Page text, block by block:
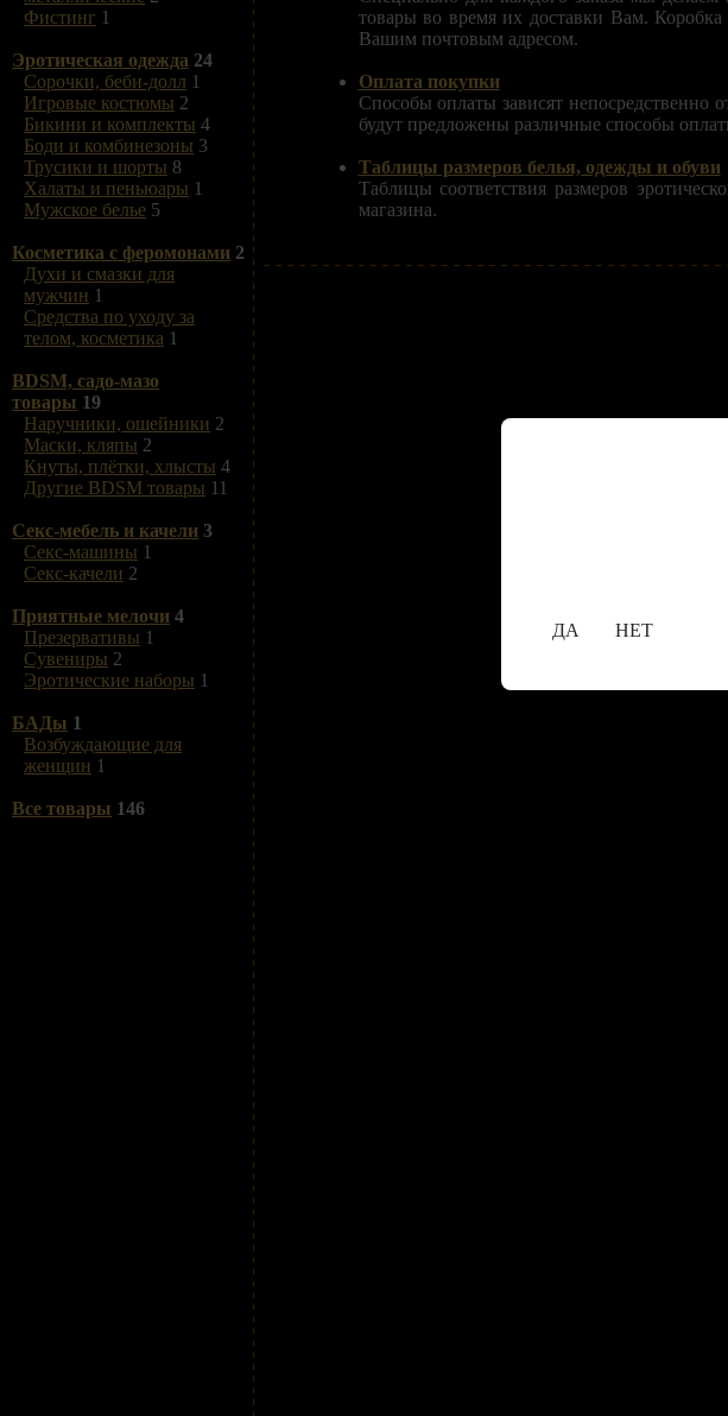
Фистинг 1
Эротическая одежда 24
Сорочки, беби-долл 1
Игровые костюмы 2
Бикини и комплекты 4
Боди и комбинезоны 3
Трусики и шорты 8
Халаты и пеньюары 1
Мужское белье 5
Косметика с феромонами 2
Духи и смазки для
мужчин 1
Средства по уходу за
телом, косметика 1
BDSM, садо-мазо
товары 19
Наручники, ошейники 2
Маски, кляпы 2
Кнуты, плётки, хлысты 4
Другие BDSM товары 11
Секс-мебель и качели 3
Секс-машины 1
Секс-качели 2
Приятные мелочи 4
Презервативы 1
Сувениры 2
Эротические наборы 1
БАДы 1
Возбуждающие для
женщин 1
Все товары 146
товары во время их доставки Вам. Коробка
Вашим почтовым адресом.
Оплата покупки
Способы оплаты зависят непосредственно
будут предложены различные способы
Таблицы размеров белья, одежды и обуви
Таблицы соответствия размеров
магазина.
ДА НЕТ